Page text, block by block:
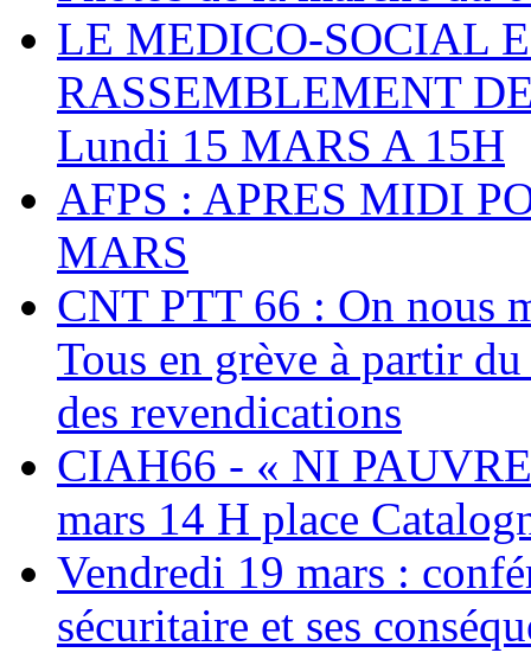
LE MEDICO-SOCIAL
RASSEMBLEMENT
Lundi 15 MARS A 15H
AFPS : APRES MIDI
MARS
CNT PTT 66 : On nous
Tous en grève à partir
des revendications
CIAH66 - « NI
mars 14 H place
Vendredi 19 mars :
sécuritaire et ses